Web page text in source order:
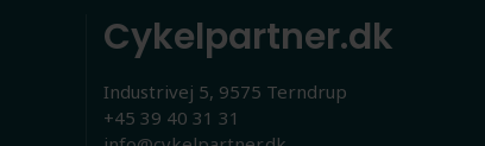
Cykelpartner.dk
Industrivej 5, 9575 Terndrup
+45 39 40 31 31